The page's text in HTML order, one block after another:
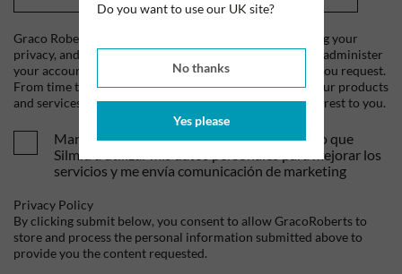
Do you want to use our UK site?
No thanks
Yes please
Graco Roberts is committed to protecting and respecting your
privacy, and we'll only use your personal information to administer
your account and to provide the products and services you request.
From time to time, we would like to contact you about our products
and services, as well as other content that may be of interest to you.
Mandame tus ofertas y novedades. Entiendo que
Silmid a utilizar mis datos personales para mejorar los
servicios y me envía comunicación de marketing
Privacy Policy
By clicking submit below, you consent to allow GracoRoberts to
store and process the personal information submitted above to
provide you the content requested.